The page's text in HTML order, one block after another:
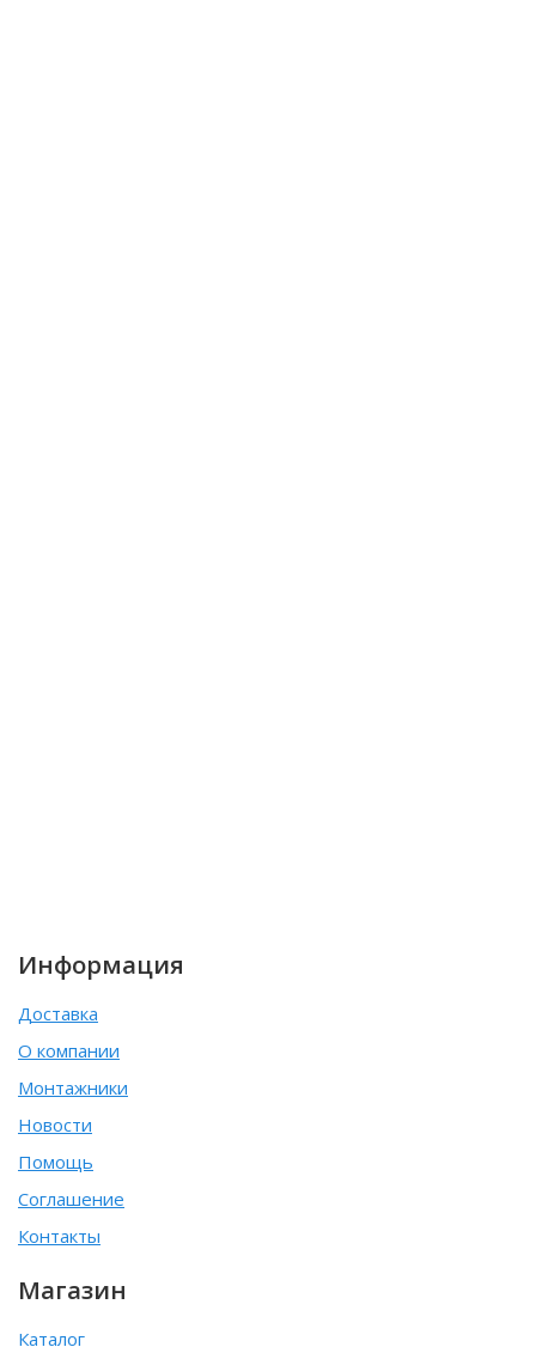
Информация
Доставка
О компании
Монтажники
Новости
Помощь
Соглашение
Контакты
Магазин
Каталог